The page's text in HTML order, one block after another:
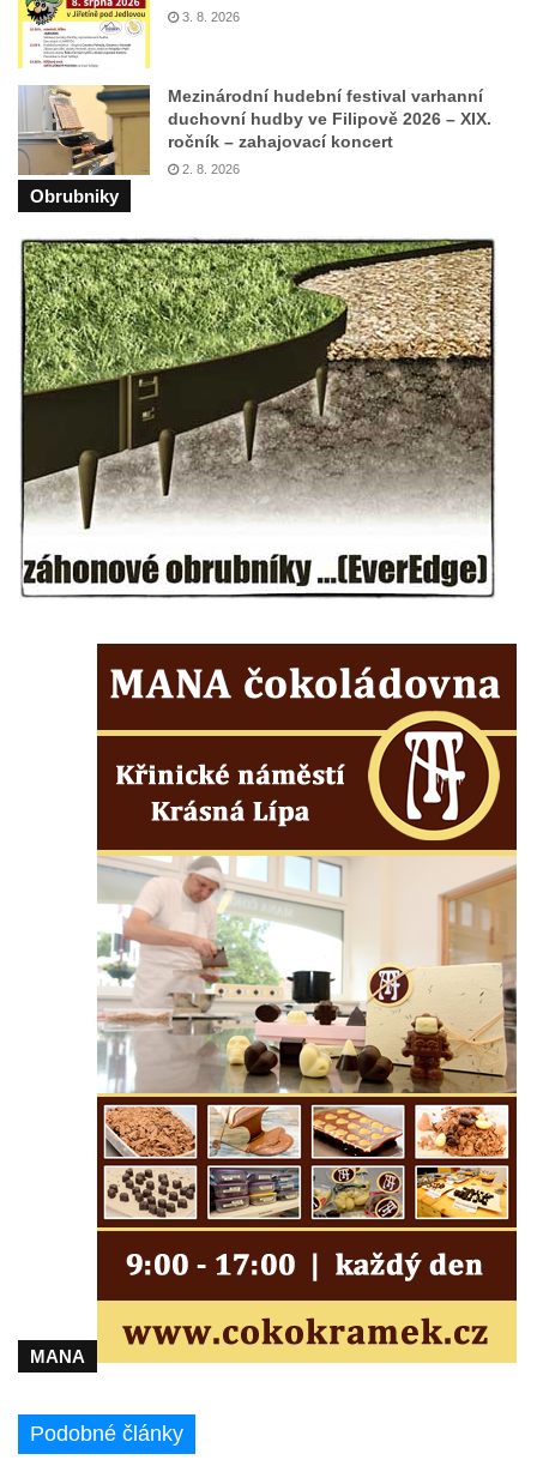
ZOO Dresden
Socha světce severně od Lužce nad
Vltavou
Pamětní kámen revitalizace Vltavy Vraňany
– Hořín u Lužce nad Vltavou
Strom svobody a památník 100 let republiky
Boží muka v parku před domem čp. 17 v
Hrobčicích
Sochy „Klaun a dívenka“ v parku v centru
Hrobčic
Socha svatého Antonína poustevníka v
Mirošovicích
Socha vodníka u požární nádrže v
Mirošovicích
Socha býka před areálem firmy 2JCP v
Račicích
Povodňový sloup I. v Dobříni
Pamětní kámen vodního díla Josefův Důl
Socha svaté Anny u domu čp. 3 v Oparnu
Lavička Václava Havla v Pardubicích
Lavička Václava Havla v Novém Boru
Lavička Václava Havla v Krásné Lípě
Upoutávka JduHřebenovkou u parkoviště
na Mezní Louce
Kamenný obelisk na vyhlídce u Pravčické
brány
Sousoší svatého Václava, svatého Floriána
a svatého Jana Nepomuckého východně
od Mezné
Socha vodníka na trase naučné stezky v
Srbské Kamenici
Sousoší dětí u obecního úřadu v Janově
fresky v Duchcově
v Duchcově
Socha Flóry u pavilonu Reinerovy fresky v
3. 8. 2026
Mezinárodní hudební festival varhanní
duchovní hudby ve Filipově 2026 – XIX.
ročník – zahajovací koncert
2. 8. 2026
Obrubniky
MANA
Podobné články